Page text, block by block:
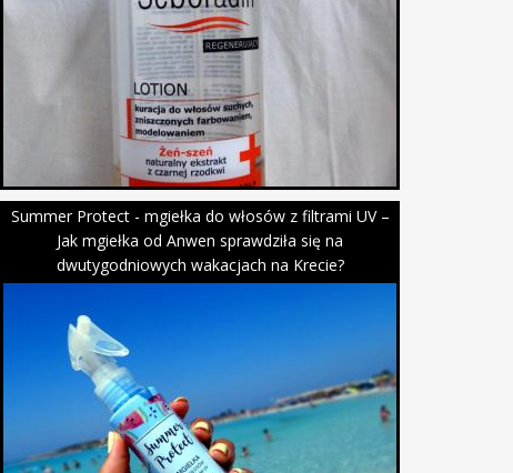
Summer Protect - mgiełka do włosów z filtrami UV –
Jak mgiełka od Anwen sprawdziła się na
dwutygodniowych wakacjach na Krecie?